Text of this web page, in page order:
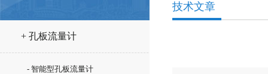
+ 孔板流量计
- 智能型孔板流量计
技术文章